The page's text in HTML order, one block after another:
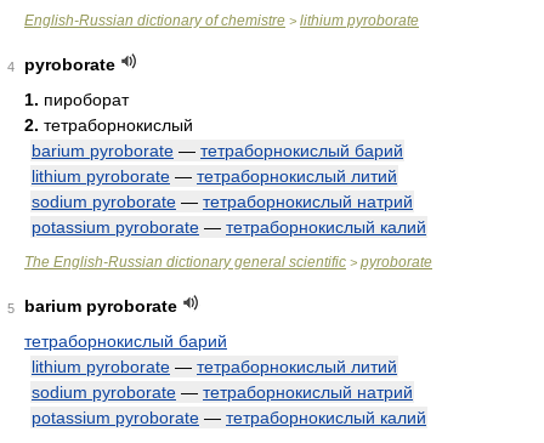
English-Russian dictionary of chemistre > lithium pyroborate
4
pyroborate
1. пироборат
2. тетраборнокислый
barium pyroborate — тетраборнокислый барий
lithium pyroborate — тетраборнокислый литий
sodium pyroborate — тетраборнокислый натрий
potassium pyroborate — тетраборнокислый калий
The English-Russian dictionary general scientific > pyroborate
5
barium pyroborate
тетраборнокислый барий
lithium pyroborate — тетраборнокислый литий
sodium pyroborate — тетраборнокислый натрий
potassium pyroborate — тетраборнокислый калий